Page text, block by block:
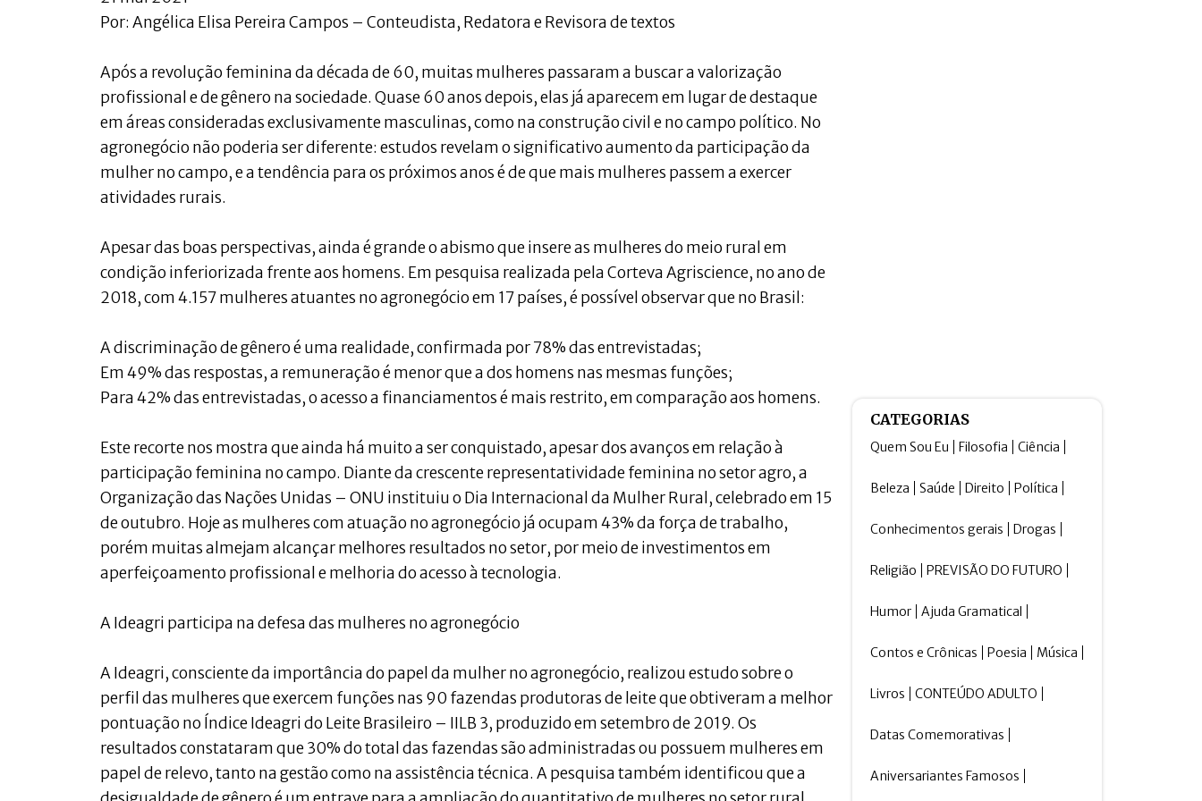
Por: Angélica Elisa Pereira Campos – Conteudista, Redatora e Revisora de textos
Após a revolução feminina da década de 60, muitas mulheres passaram a buscar a valorização
profissional e de gênero na sociedade. Quase 60 anos depois, elas já aparecem em lugar de destaque
em áreas consideradas exclusivamente masculinas, como na construção civil e no campo político. No
agronegócio não poderia ser diferente: estudos revelam o significativo aumento da participação da
mulher no campo, e a tendência para os próximos anos é de que mais mulheres passem a exercer
atividades rurais.
Apesar das boas perspectivas, ainda é grande o abismo que insere as mulheres do meio rural em
condição inferiorizada frente aos homens. Em pesquisa realizada pela Corteva Agriscience, no ano de
2018, com 4.157 mulheres atuantes no agronegócio em 17 países, é possível observar que no Brasil:
A discriminação de gênero é uma realidade, confirmada por 78% das entrevistadas;
Em 49% das respostas, a remuneração é menor que a dos homens nas mesmas funções;
Para 42% das entrevistadas, o acesso a financiamentos é mais restrito, em comparação aos homens.
Este recorte nos mostra que ainda há muito a ser conquistado, apesar dos avanços em relação à
participação feminina no campo. Diante da crescente representatividade feminina no setor agro, a
Organização das Nações Unidas – ONU instituiu o Dia Internacional da Mulher Rural, celebrado em 15
de outubro. Hoje as mulheres com atuação no agronegócio já ocupam 43% da força de trabalho,
porém muitas almejam alcançar melhores resultados no setor, por meio de investimentos em
aperfeiçoamento profissional e melhoria do acesso à tecnologia.
A Ideagri participa na defesa das mulheres no agronegócio
A Ideagri, consciente da importância do papel da mulher no agronegócio, realizou estudo sobre o
perfil das mulheres que exercem funções nas 90 fazendas produtoras de leite que obtiveram a melhor
pontuação no Índice Ideagri do Leite Brasileiro – IILB 3, produzido em setembro de 2019. Os
resultados constataram que 30% do total das fazendas são administradas ou possuem mulheres em
papel de relevo, tanto na gestão como na assistência técnica. A pesquisa também identificou que a
CATEGORIAS
Quem Sou Eu Filosofia Ciência
Beleza Saúde Direito Política
Conhecimentos gerais Drogas
Religião PREVISÃO DO FUTURO
Humor Ajuda Gramatical
Contos e Crônicas Poesia Música
Livros CONTEÚDO ADULTO
Datas Comemorativas
Aniversariantes Famosos